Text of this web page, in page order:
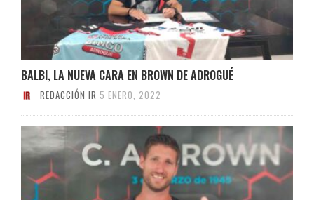
BALBI, LA NUEVA CARA EN BROWN DE ADROGUÉ
REDACCIÓN IR 5 ENERO, 2022